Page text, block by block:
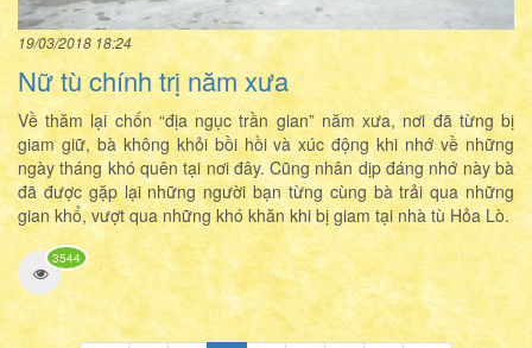
19/03/2018 18:24
Nữ tù chính trị năm xưa
Về thăm lại chốn “địa ngục trần gian” năm xưa, nơi đã từng bị
giam giữ, bà không khỏi bồi hồi và xúc động khi nhớ về những
ngày tháng khó quên tại nơi đây. Cũng nhân dịp đáng nhớ này bà
đã được gặp lại những người bạn từng cùng bà trải qua những
gian khổ, vượt qua những khó khăn khi bị giam tại nhà tù Hỏa Lò.
3544